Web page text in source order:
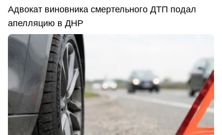
Адвокат виновника смертельного ДТП подал
апелляцию в ДНР